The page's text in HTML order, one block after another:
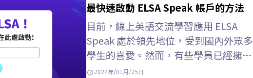
最快速啟動 ELSA Speak 帳戶的方法
目前，線上英語交流學習應用 ELSA
Speak 處於領先地位，受到國內外眾多
學生的喜愛。然而，有些學員已經擁有
這個應用程序，但仍然對如何啟動該應
2024年/01月/25日